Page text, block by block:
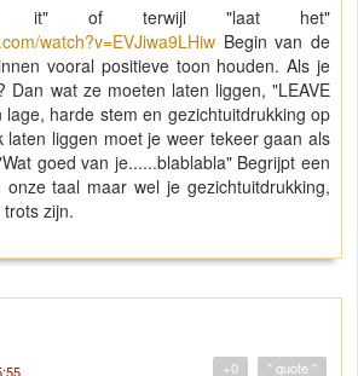
it" of terwijl "laat het"
watch?v=EVJiwa9LHiw Begin van de
vooral positieve toon houden. Als je
Dan wat ze moeten laten liggen, "LEAVE
lage, harde stem en gezichtuitdrukking op
laten liggen moet je weer tekeer gaan als
goed van je......blablabla" Begrijpt een
taal maar wel je gezichtuitdrukking,
zijn.
" quote "
+0